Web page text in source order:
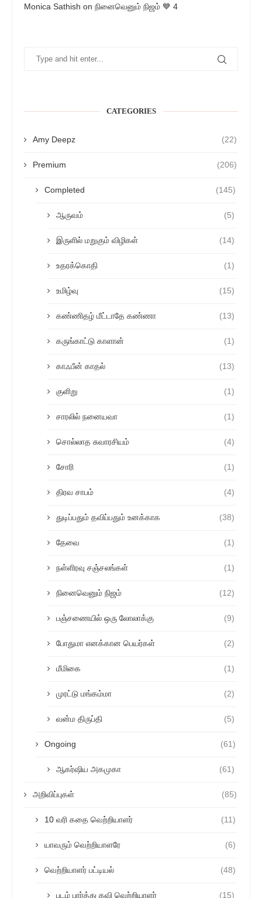
Monica Sathish on நினைவெனும் நிஜம் 💙 4
CATEGORIES
Amy Deepz (22)
Premium (206)
Completed (145)
ஆருவம் (5)
இருளில் மறுகும் விழிகள் (14)
உதரக்கொதி (1)
உமிழ்வு (15)
கண்ணிதழ் மீட்டாதே கண்ணா (13)
கருங்காட்டு காளான் (1)
காஃபீன் காதல் (13)
குளிறு (1)
சாரலில் நனையவா (1)
சொல்லாத சுவாரசியம் (4)
சோரி (1)
திரவ சாபம் (4)
துடிப்பதும் தவிப்பதும் உனக்காக (38)
தேவை (1)
நள்ளிரவு சஞ்சலங்கள் (1)
நினைவெனும் நிஜம் (12)
பஞ்சணையில் ஒரு லோலாக்கு (9)
போதுமா எனக்கான பெயர்கள் (2)
மீமிகை (1)
முரட்டு மங்கம்மா (2)
வன்ம திருப்தி (5)
Ongoing (61)
ஆகர்ஷிய அகமுகா (61)
அறிவிப்புகள் (85)
10 வரி கதை வெற்றியாளர் (11)
யாவரும் வெற்றியாளரே (6)
வெற்றியாளர் பட்டியல் (48)
படம் பார்த்து கவி வெற்றியாளர் (15)